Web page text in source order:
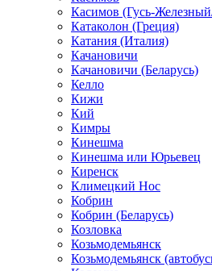
Касимов (Гусь-
Катаколон (Греция)
Катания (Италия)
Качановичи
Качановичи (Беларусь)
Келло
Кижи
Кий
Кимры
Кинешма
Кинешма или Юрьевец
Киренск
Климецкий Нос
Кобрин
Кобрин (Беларусь)
Козловка
Козьмодемьянск
Козьмодемьянск